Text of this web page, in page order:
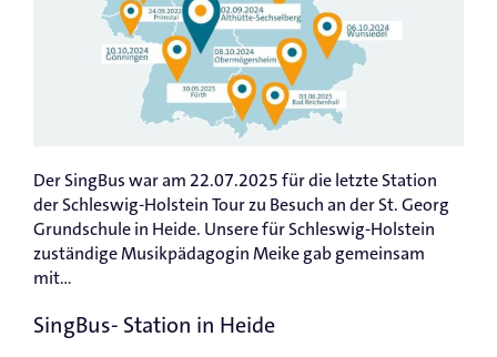
SingBus- Station in Heide
Der SingBus war am 22.07.2025 für die letzte Station
der Schleswig-Holstein Tour zu Besuch an der St. Georg
Grundschule in Heide. Unsere für Schleswig-Holstein
zuständige Musikpädagogin Meike gab gemeinsam
mit...